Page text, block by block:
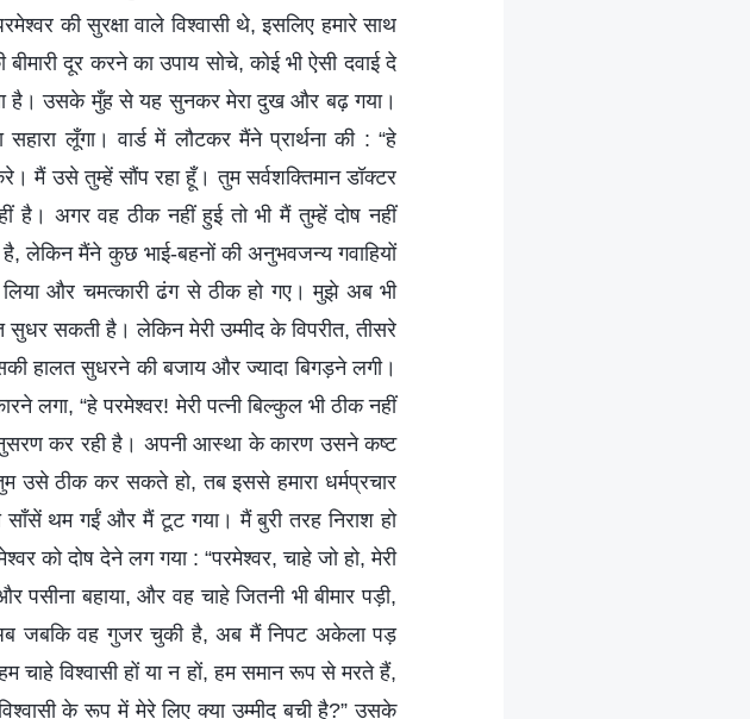
की सुरक्षा वाले विश्वासी थे, इसलिए हमारे साथ
दूर करने का उपाय सोचे, कोई भी ऐसी दवाई दे
है। उसके मुँह से यह सुनकर मेरा दुख और बढ़ गया।
लूँगा। वार्ड में लौटकर मैंने प्रार्थना की : “हे
मैं उसे तुम्हें सौंप रहा हूँ। तुम सर्वशक्तिमान डॉक्टर
है। अगर वह ठीक नहीं हुई तो भी मैं तुम्हें दोष नहीं
है, लेकिन मैंने कुछ भाई-बहनों की अनुभवजन्य गवाहियों
लिया और चमत्कारी ढंग से ठीक हो गए। मुझे अब भी
सुधर सकती है। लेकिन मेरी उम्मीद के विपरीत, तीसरे
हालत सुधरने की बजाय और ज्यादा बिगड़ने लगी।
लगा, “हे परमेश्वर! मेरी पत्नी बिल्कुल भी ठीक नहीं
कर रही है। अपनी आस्था के कारण उसने कष्ट
ठीक कर सकते हो, तब इससे हमारा धर्मप्रचार
साँसें थम गईं और मैं टूट गया। मैं बुरी तरह निराश हो
को दोष देने लग गया : “परमेश्वर, चाहे जो हो, मेरी
बहाया, और वह चाहे जितनी भी बीमार पड़ी,
अब जबकि वह गुजर चुकी है, अब मैं निपट अकेला पड़
विश्वासी हों या न हों, हम समान रूप से मरते हैं,
के रूप में मेरे लिए क्या उम्मीद बची है?” उसके